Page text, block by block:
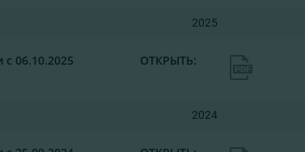
2025
с 06.10.2025
ОТКРЫТЬ:
2024